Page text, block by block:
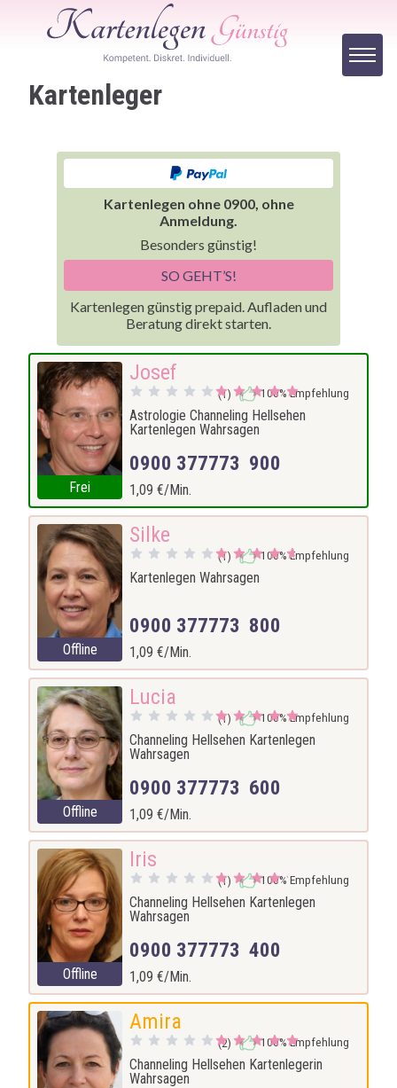
Kartenleger
Kartenlegen ohne 0900, ohne
Anmeldung.
Besonders günstig!
SO GEHT’S!
Kartenlegen günstig prepaid. Aufladen und
Beratung direkt starten.
Frei
Josef
(1) 100% Empfehlung
Astrologie Channeling Hellsehen
Kartenlegen Wahrsagen
0900 377773 900
1,09 €/Min.
Offline
Silke
(1) 100% Empfehlung
Kartenlegen Wahrsagen
0900 377773 800
1,09 €/Min.
Offline
Lucia
(1) 100% Empfehlung
Channeling Hellsehen Kartenlegen
Wahrsagen
0900 377773 600
1,09 €/Min.
Offline
Iris
(1) 100% Empfehlung
Channeling Hellsehen Kartenlegen
Wahrsagen
0900 377773 400
1,09 €/Min.
Amira
(2) 100% Empfehlung
Channeling Hellsehen Kartenlegerin
Wahrsagen